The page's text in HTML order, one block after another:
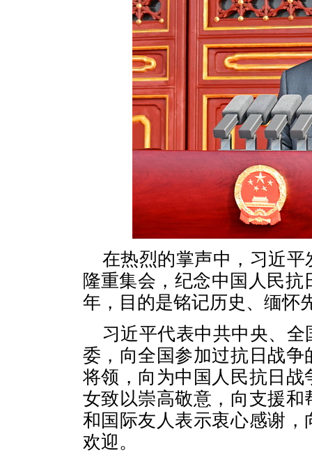
在热烈的掌声中，习近
隆重集会，纪念中国人民
年，目的是铭记历史、缅怀
习近平代表中共中央、
委，向全国参加过抗日战
将领，向为中国人民抗日
女致以崇高敬意，向支援
和国际友人表示衷心感谢
欢迎。